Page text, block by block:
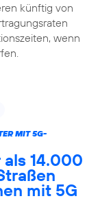
künftig von
wenn
MIT 5G-
14.000
mit 5G